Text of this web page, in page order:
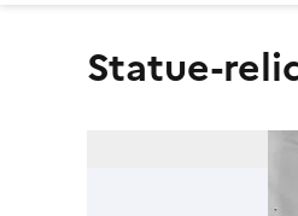
statue-